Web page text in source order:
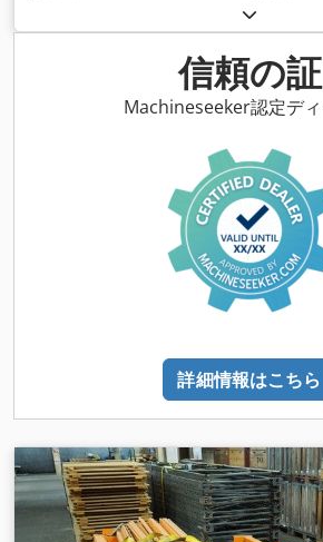
パネルの厚み。150mm 在庫：1個 取り付
ー 本体とクーラーを含む Dcjdpfx
な冷凍機器を在庫しています。チラー、
ラー、コンデンサー、冷凍庫、コールド
ータ リング用家具、レストラン・食肉加
信頼の証
Machineseeker認定デ
詳細情報はこちら